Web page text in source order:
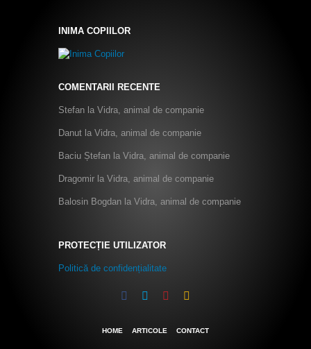
INIMA COPIILOR
COMENTARII RECENTE
Stefan la Vidra, animal de companie
Danut la Vidra, animal de companie
Baciu Ștefan la Vidra, animal de companie
Dragomir la Vidra, animal de companie
Balosin Bogdan la Vidra, animal de companie
PROTECȚIE UTILIZATOR
Politică de confidențialitate
HOME ARTICOLE CONTACT